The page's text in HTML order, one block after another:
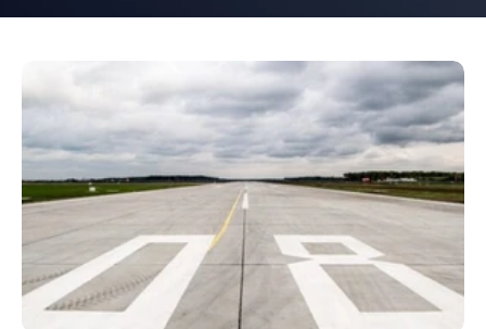
политического
убежища в Грузии